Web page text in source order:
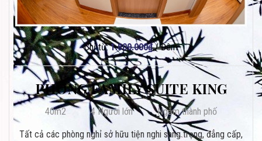
Chỉ từ: 1.800.000₫ / Đêm
PHÒNG FAMILY SUITE KING
40m2 4 Người lớn Ngắm thành phố
Tất cả các phòng nghỉ sở hữu tiện nghi sang trọng, đẳng cấp,